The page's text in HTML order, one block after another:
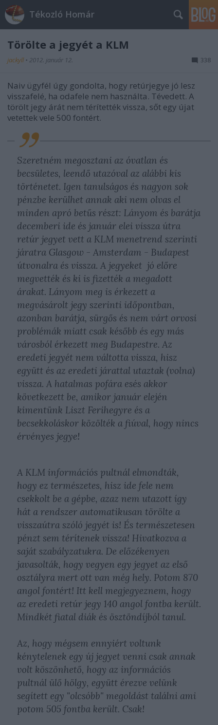
Tékozló Homár
Törölte a jegyét a KLM
jackyll • 2012. január 12. 338
Naiv ügyfél úgy gondolta, hogy retúrjegye jó lesz
visszafelé, ha odafele nem használta. Tévedett. A
törölt jegy árát nem térítették vissza, sőt egy újat
vetettek vele 500 fontért.
Szeretném megosztani az óvatlan és
becsületes, leendő utazóval az alábbi kis
történetet. Igen tanulságos és nagyon sok
pénzbe kerülhet annak aki nem olvas el
minden apró betűs részt: Lányom és barátja
decemberi ide és január elei vissza útra
retúr jegyet vett a KLM menetrend szerinti
járatra Glasgow - Amsterdam - Budapest
útvonalra és vissza. A jegyeket jó előre
megvették és ki is fizették a megadott
árakat. Lányom meg is érkezett a
megvásárolt jegy szerinti időpontban,
azonban barátja, sürgős és nem várt orvosi
problémák miatt csak később és egy más
városból érkezett meg Budapestre. Az
eredeti jegyét nem váltotta vissza, hisz
együtt és az eredeti járattal utaztak (volna)
vissza. A hatalmas pofára esés akkor
következett be, amikor január elején
kimentünk Liszt Ferihegyre és a
becsekkoláskor közölték a fiúval, hogy nincs
érvényes jegye!
A KLM információs pultnál elmondták,
hogy ez természetes, hisz ide fele nem
csekkolt be a gépbe, azaz nem utazott így
hát a rendszer automatikusan törölte a
visszaútra szóló jegyét is! És természetesen
pénzt sem térítenek vissza! Hivatkozva a
saját szabályzatukra. De előzékenyen
javasolták, hogy vegyen egy jegyet az első
osztályra mert ott van még hely. Potom 870
angol fontért! Itt kell megjegyeznem, hogy
az eredeti retúr jegy 140 angol fontba került.
Mindkét fiatal diák és ösztöndíjból tanul.
Az, hogy mégsem ennyiért voltunk
kénytelenek egy új jegyet venni csak annak
volt köszönhető, hogy az információs
pultnál ülő hölgy, együtt érezve velünk
segített egy "olcsóbb" megoldást találni ami
potom 505 fontba került. Csak!